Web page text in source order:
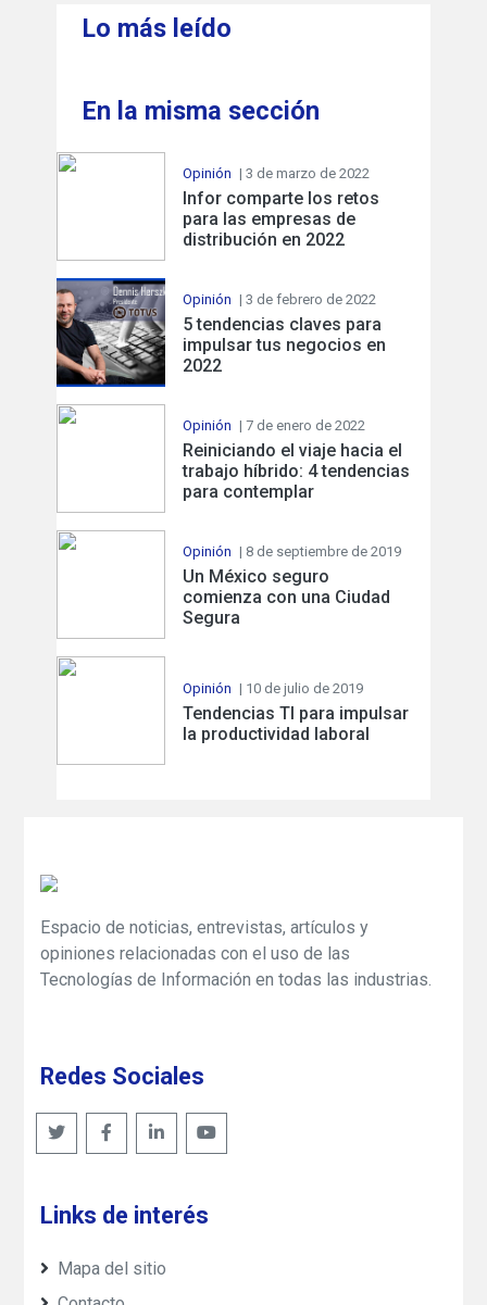
Lo más leído
En la misma sección
Opinión | 3 de marzo de 2022
Infor comparte los retos
para las empresas de
distribución en 2022
Opinión | 3 de febrero de 2022
5 tendencias claves para
impulsar tus negocios en
2022
Opinión | 7 de enero de 2022
Reiniciando el viaje hacia el
trabajo híbrido: 4 tendencias
para contemplar
Opinión | 8 de septiembre de 2019
Un México seguro
comienza con una Ciudad
Segura
Opinión | 10 de julio de 2019
Tendencias TI para impulsar
la productividad laboral
Espacio de noticias, entrevistas, artículos y
opiniones relacionadas con el uso de las
Tecnologías de Información en todas las industrias.
Redes Sociales
Links de interés
Mapa del sitio